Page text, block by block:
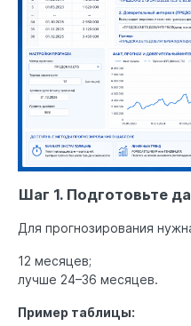
Шаг 1. Подготовьте
Для прогнозирования
12 месяцев;
лучше 24–36 месяцев.
Пример таблицы: